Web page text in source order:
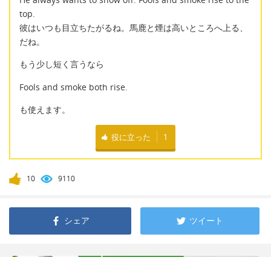
top.
彼はいつも目立ちたがるね。馬鹿と煙は高いところへ上る、
だね。
もう少し短く言うなら
Fools and smoke both rise.
も使えます。
役に立った 1
10 9110
シェア ツイート